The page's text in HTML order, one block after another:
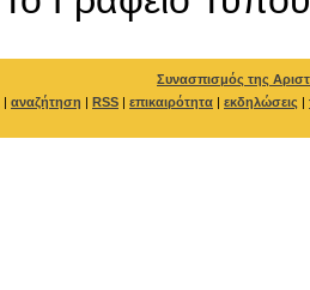
Συνασπισμός της
| αναζήτηση | RSS | επικαιρότητα | εκδηλώσεις |